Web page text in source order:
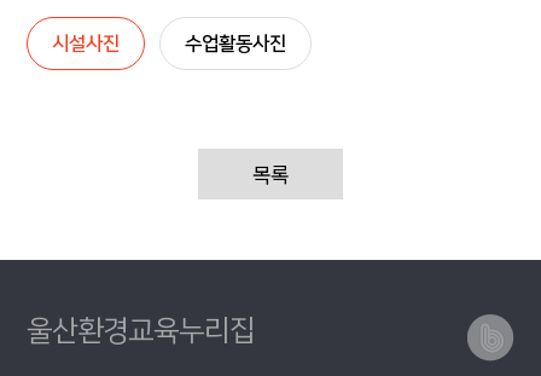
시설사진 수업활동사진
목록
울산환경교육누리집